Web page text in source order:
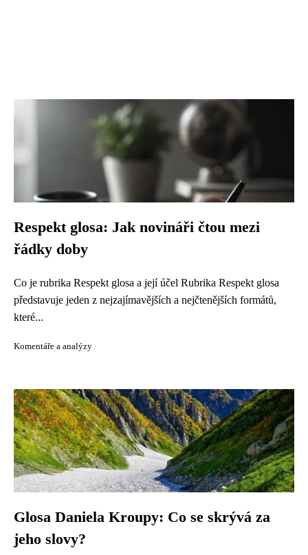
Respekt glosa: Jak novináři čtou mezi
řádky doby
Co je rubrika Respekt glosa a její účel Rubrika Respekt glosa
představuje jeden z nejzajímavějších a nejčtenějších formátů,
které...
Komentáře a analýzy
Glosa Daniela Kroupy: Co se skrývá za
jeho slovy?